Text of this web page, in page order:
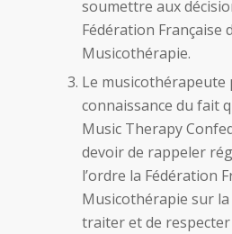
soumettre aux
Fédération Française
Musicothérapie.
Le musicothérapeute
connaissance du fait
Music Therapy
devoir de rappeler
l’ordre la Fédération
Musicothérapie sur
traiter et de